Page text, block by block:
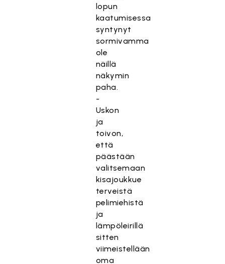
lopun
kaatumisessa
syntynyt
sormivamma
ole
näillä
näkymin
paha.
-
Uskon
ja
toivon,
että
päästään
valitsemaan
kisajoukkue
terveistä
pelimiehistä
ja
lämpöleirillä
sitten
viimeistellään
oma